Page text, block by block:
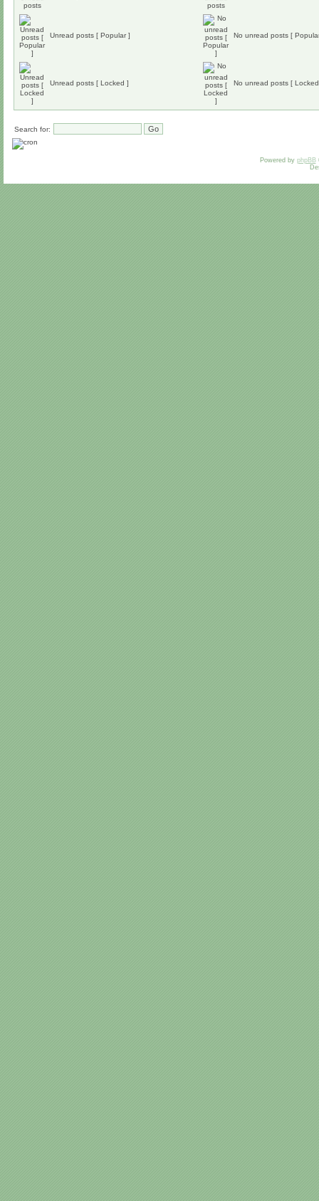
Unread posts [ Popular ] No unread posts [
Unread posts [ Locked ] No unread posts [
Search for:
Powered by phpBB